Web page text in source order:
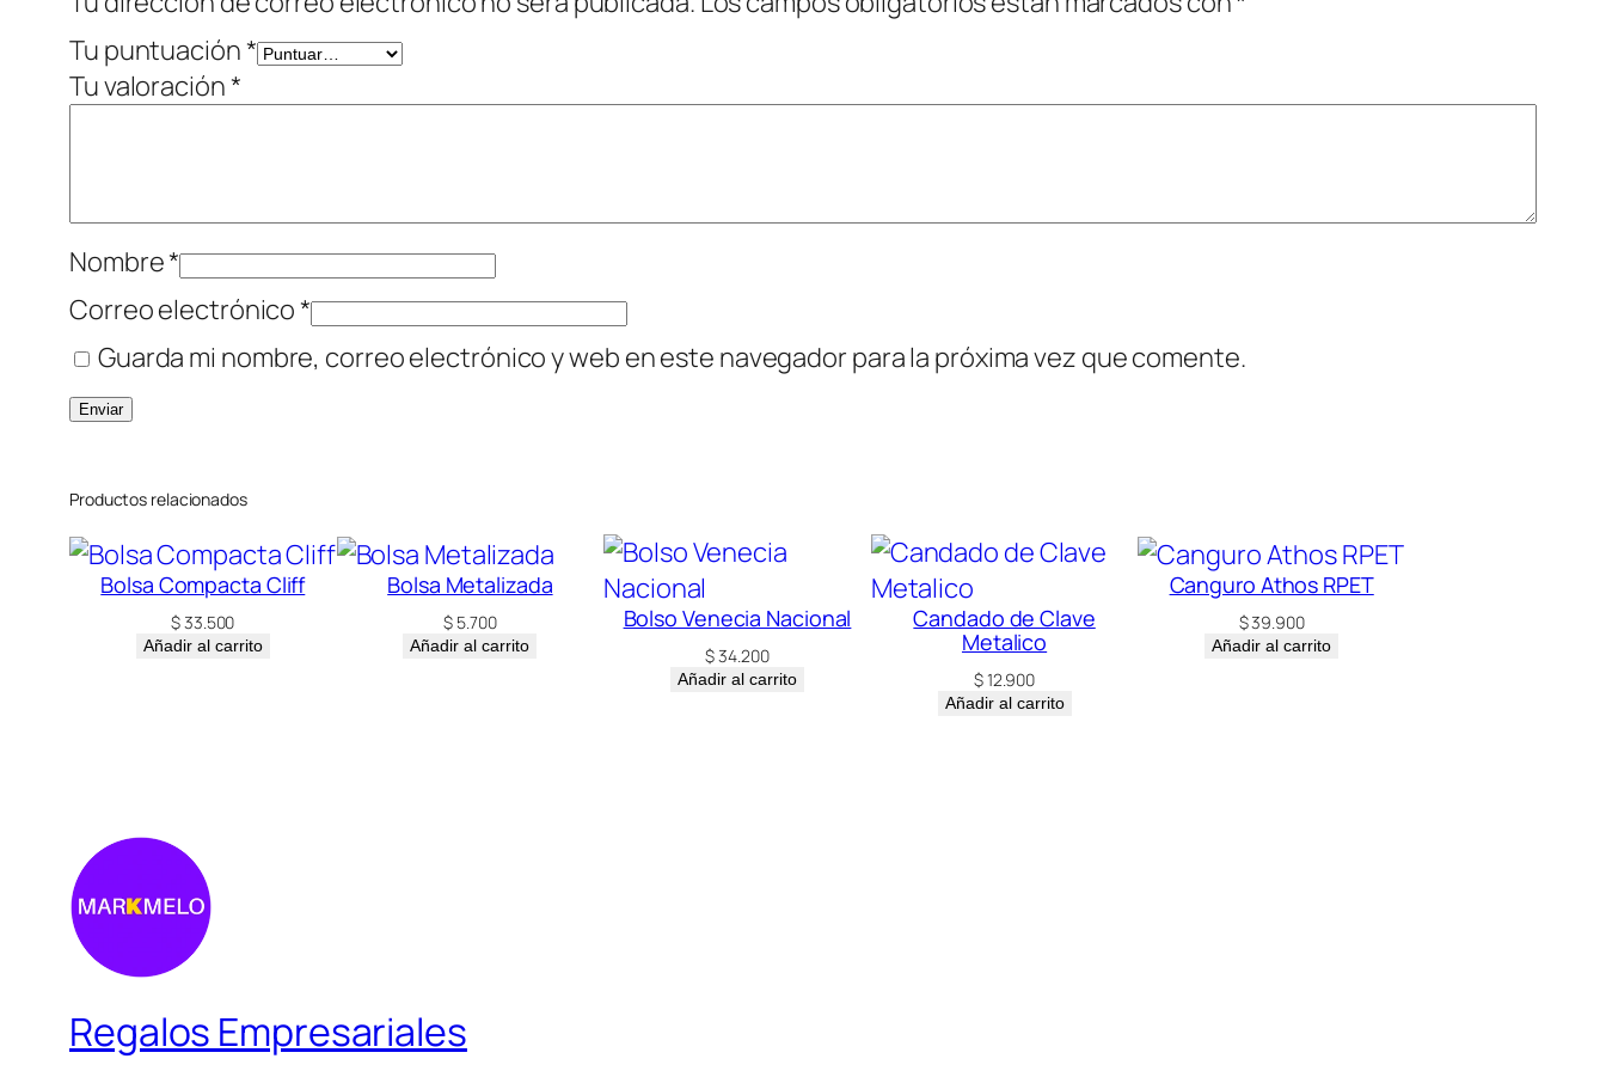
Tu puntuación*
Tu valoración*
Nombre*
Correo electrónico*
Guarda mi nombre, correo electrónico y web en este navegador para la próxima vez que comente.
Productos relacionados
Bolsa Compacta Cliff
$33.500
Añadir al carrito
Bolsa Metalizada
$ 5.700
Añadir al carrito
Bolso Venecia Nacional
$34.200
Añadir al carrito
Candado de Clave
Metalico
$12.900
Añadir al carrito
Canguro Athos RPET
$39.900
Añadir al carrito
Regalos Empresariales